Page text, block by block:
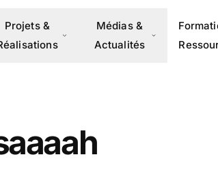
Projets &
Médias &
Actualités